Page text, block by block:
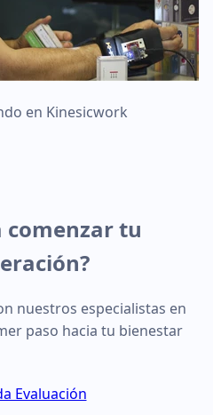
en Kinesicwork
comenzar tu
nuestros especialistas en
paso hacia tu bienestar
Evaluación